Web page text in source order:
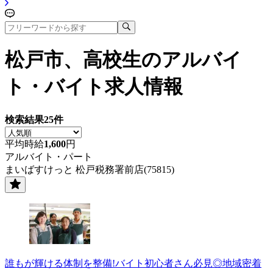
松戸市、高校生のアルバイ
ト・バイト求人情報
検索結果25件
平均時給1,600円
アルバイト・パート
まいばすけっと 松戸税務署前店(75815)
誰もが輝ける体制を整備!バイト初心者さん必見◎地域密着